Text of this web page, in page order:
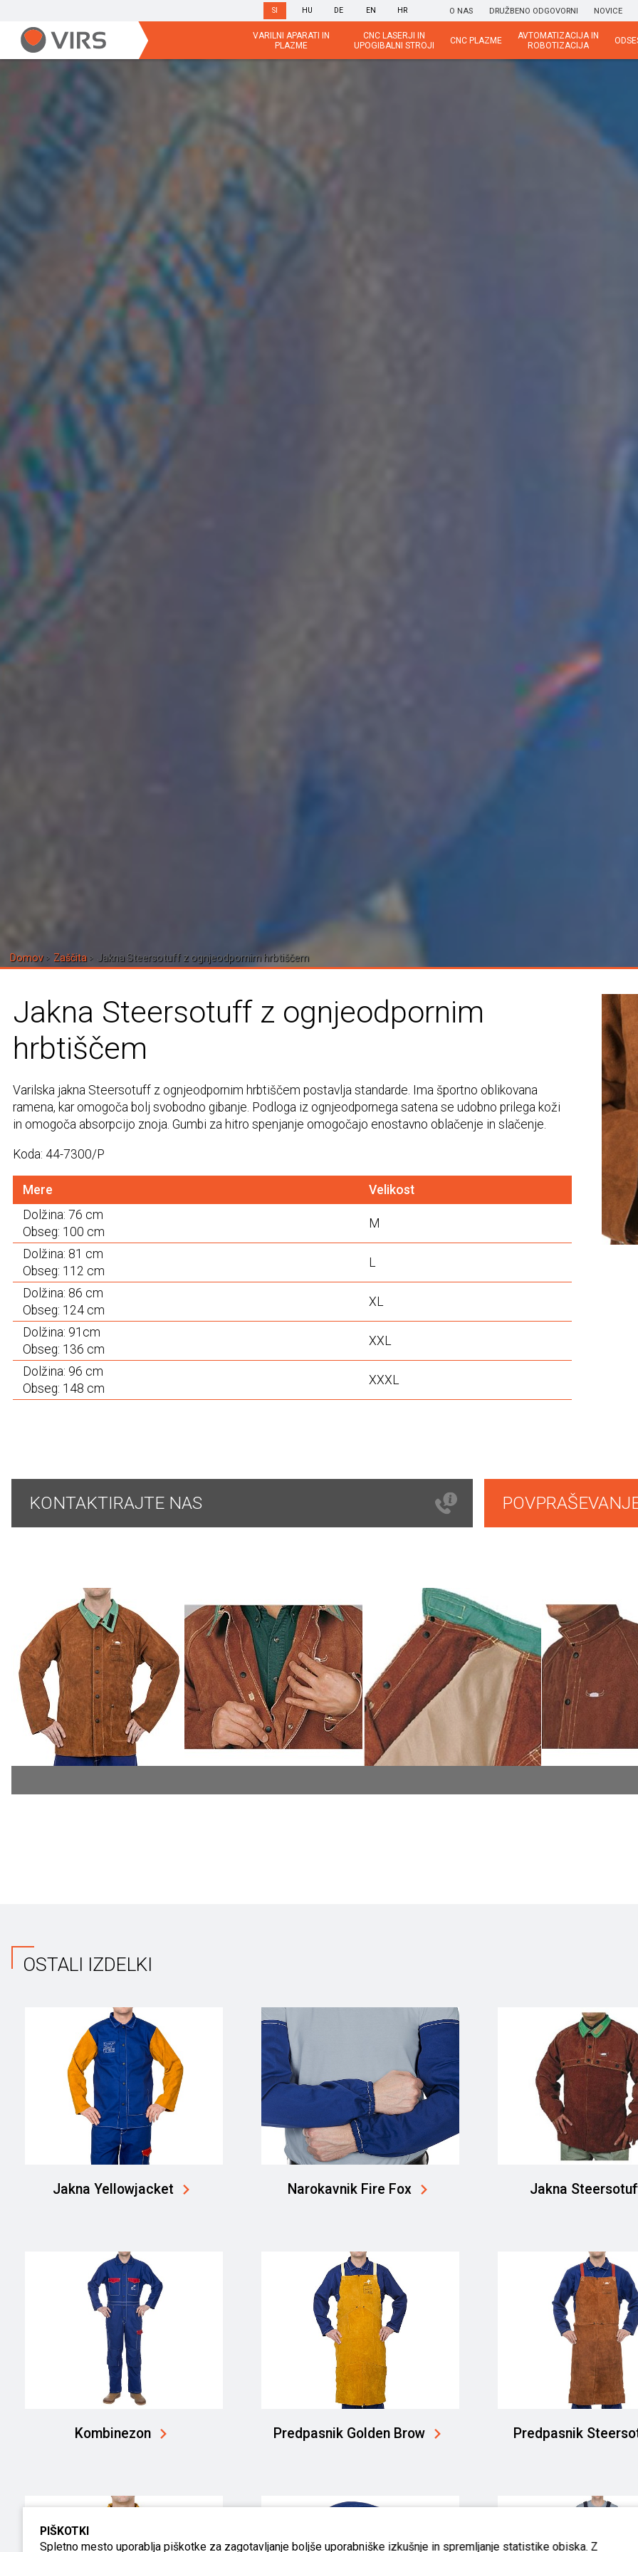
SI HU DE EN HR O NAS DRUŽBENO ODGOVORNI NOVICE
VARILNI APARATI IN
PLAZME
CNC LASERJI IN
UPOGIBALNI STROJI
CNC PLAZME
AVTOMATIZACIJA IN
ROBOTIZACIJA
Domov Zaščita Jakna Steersotuff z ognjeodpornim hrbtiščem
Jakna Steersotuff z ognjeodpornim
hrbtiščem
Varilska jakna Steersotuff z ognjeodpornim hrbtiščem postavlja standarde. Ima športno oblikovana
ramena, kar omogoča bolj svobodno gibanje. Podloga iz ognjeodpornega satena se udobno prilega koži
in omogoča absorpcijo znoja. Gumbi za hitro spenjanje omogočajo enostavno oblačenje in slačenje.
Koda: 44-7300/P
Mere
Velikost
Dolžina: 76 cm
Obseg: 100 cm
M
Dolžina: 81 cm
Obseg: 112 cm
L
Dolžina: 86 cm
Obseg: 124 cm
XL
Dolžina: 91cm
Obseg: 136 cm
XXL
Dolžina: 96 cm
Obseg: 148 cm
XXXL
KONTAKTIRAJTE NAS
OSTALI IZDELKI
Jakna Yellowjacket Narokavnik Fire Fox Jakna
Kombinezon Predpasnik Golden Brow Predpasnik
PIŠKOTKI
Spletno mesto uporablja piškotke za zagotavljanje boljše uporabniške izkušnje in spremljanje statistike obiska. Z